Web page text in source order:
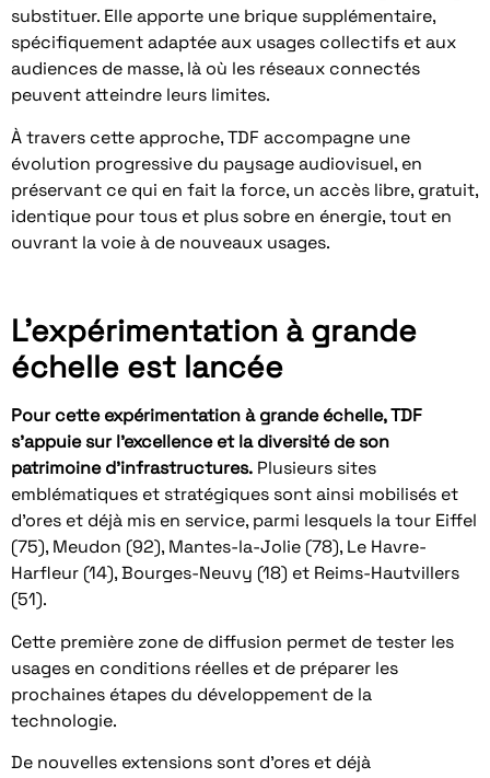
substituer. Elle apporte une brique supplémentaire,
spécifiquement adaptée aux usages collectifs et aux
audiences de masse, là où les réseaux connectés
peuvent atteindre leurs limites.
À travers cette approche, TDF accompagne une
évolution progressive du paysage audiovisuel, en
préservant ce qui en fait la force, un accès libre, gratuit,
identique pour tous et plus sobre en énergie, tout en
ouvrant la voie à de nouveaux usages.
L’expérimentation à grande
échelle est lancée
Pour cette expérimentation à grande échelle, TDF
s’appuie sur l’excellence et la diversité de son
patrimoine d’infrastructures. Plusieurs sites
emblématiques et stratégiques sont ainsi mobilisés et
d’ores et déjà mis en service, parmi lesquels la tour Eiffel
(75), Meudon (92), Mantes-la-Jolie (78), Le Havre-
Harfleur (14), Bourges-Neuvy (18) et Reims-Hautvillers
(51).
Cette première zone de diffusion permet de tester les
usages en conditions réelles et de préparer les
prochaines étapes du développement de la
technologie.
De nouvelles extensions sont d’ores et déjà